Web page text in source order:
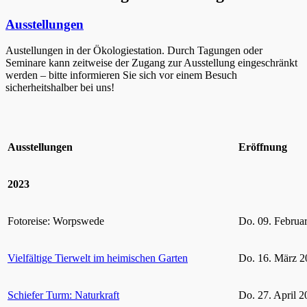
Ausstellungen
Austellungen in der Ökologiestation. Durch Tagungen oder
Seminare kann zeitweise der Zugang zur Ausstellung eingeschränkt
werden – bitte informieren Sie sich vor einem Besuch
sicherheitshalber bei uns!
Ausstellungen Eröffnung
2023
Fotoreise: Worpswede Do. 09.
Vielfältige Tierwelt im heimischen Garten Do. 16. März
Schiefer Turm: Naturkraft Do. 27. April